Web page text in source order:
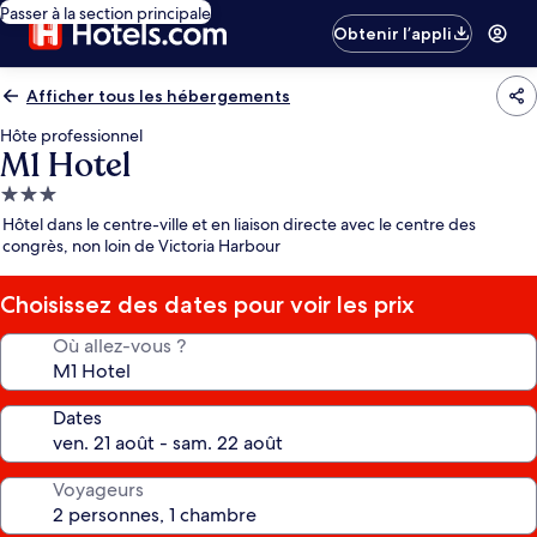
Passer à la section principale
Obtenir l’appli
Afficher tous les hébergements
Hôte professionnel
M1 Hotel
Hébergement
3.0 étoiles
Hôtel dans le centre-ville et en liaison directe avec le centre des
congrès, non loin de Victoria Harbour
Choisissez des dates pour voir les prix
Où allez-vous ?
Dates
Voyageurs